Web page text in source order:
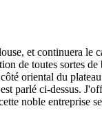
et continuera
de toutes sortes
oriental du
parlé ci-dessus.
noble entreprise